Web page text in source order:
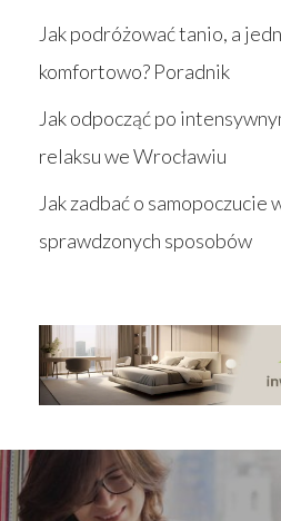
Jak podróżować tanio, a
komfortowo? Poradnik
Jak odpocząć po
relaksu we Wrocławiu
Jak zadbać o samopoczucie
sprawdzonych sposobów